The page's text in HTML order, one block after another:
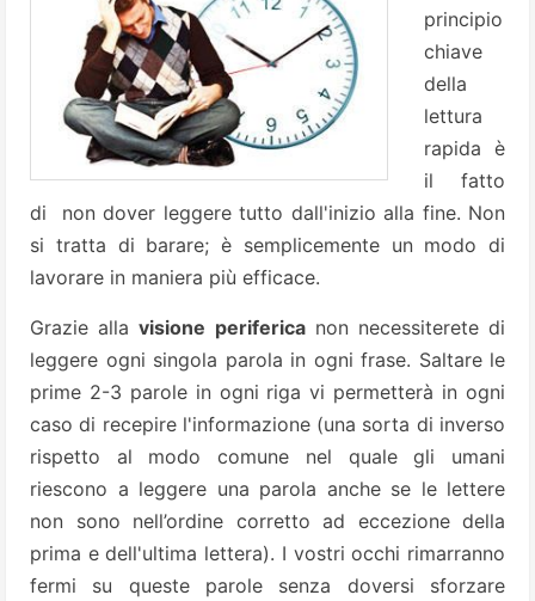
principio
chiave
della
lettura
rapida è
il fatto
di non dover leggere tutto dall'inizio alla fine. Non
si tratta di barare; è semplicemente un modo di
lavorare in maniera più efficace.
Grazie allavisione perifericanon necessiterete di
leggere ogni singola parola in ogni frase. Saltare le
prime 2-3 parole in ogni riga vi permetterà in ogni
caso di recepire l'informazione (una sorta di inverso
rispetto al modo comune nel quale gli umani
riescono a leggere una parola anche se le lettere
non sono nell’ordine corretto ad eccezione della
prima e dell'ultima lettera). I vostri occhi rimarranno
fermi su queste parole senza doversi sforzare